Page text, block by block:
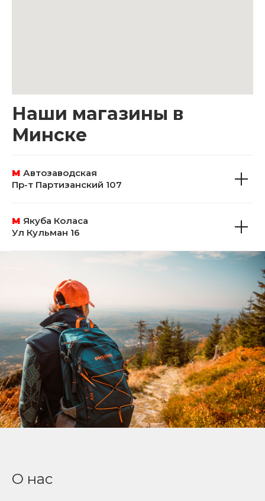
Наши магазины в
Минске
М Автозаводская
Пр-т Партизанский 107
М Якуба Коласа
Ул Кульман 16
О нас